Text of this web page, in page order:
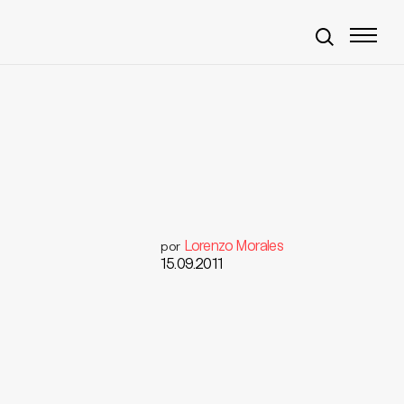
por Lorenzo Morales
15.09.2011